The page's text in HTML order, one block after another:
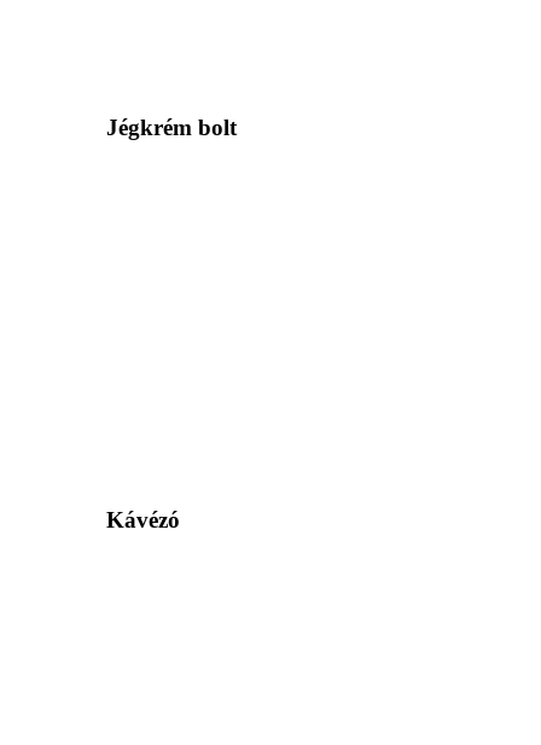
Jégkrém bolt
Kávézó